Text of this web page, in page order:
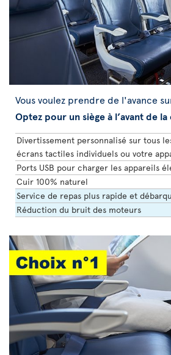
Vous voulez prendre de l'avance
Optez pour un siège à l’avant de
Divertissement personnalisé sur tous
écrans tactiles individuels ou votre
Ports USB pour charger les appareils
Cuir 100% naturel
Service de repas plus rapide et
Réduction du bruit des moteurs